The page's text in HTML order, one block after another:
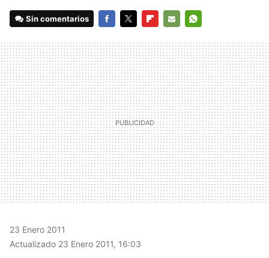
Sin comentarios
MAIL
23 Enero 2011
Actualizado 23 Enero 2011, 16:03